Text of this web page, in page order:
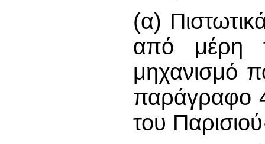
(α)
από μέρη
μηχανισμό
παράγραφο
του